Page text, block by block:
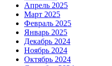
Апрель 2025
Март 2025
Февраль 2025
Январь 2025
Декабрь 2024
Ноябрь 2024
Октябрь 2024